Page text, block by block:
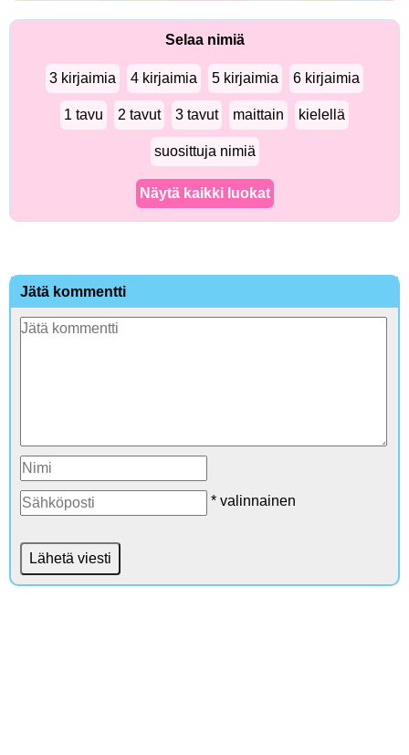
Selaa nimiä
3 kirjaimia 4 kirjaimia 5 kirjaimia 6 kirjaimia
1 tavu 2 tavut 3 tavut maittain kielellä
suosittuja nimiä
Näytä kaikki luokat
Jätä kommentti
* valinnainen